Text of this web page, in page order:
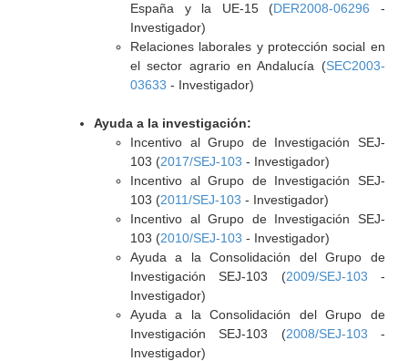
España y la UE-15 (DER2008-06296 -
Investigador)
Relaciones laborales y protección social en
el sector agrario en Andalucía (SEC2003-
03633 - Investigador)
Ayuda a la investigación:
Incentivo al Grupo de Investigación SEJ-
103 (2017/SEJ-103 - Investigador)
Incentivo al Grupo de Investigación SEJ-
103 (2011/SEJ-103 - Investigador)
Incentivo al Grupo de Investigación SEJ-
103 (2010/SEJ-103 - Investigador)
Ayuda a la Consolidación del Grupo de
Investigación SEJ-103 (2009/SEJ-103 -
Investigador)
Ayuda a la Consolidación del Grupo de
Investigación SEJ-103 (2008/SEJ-103 -
Investigador)